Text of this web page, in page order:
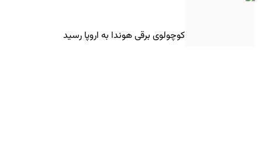
کوچولوی برقی هوندا به اروپا رسید